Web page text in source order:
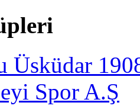
Üsküdar
Spor A.Ş